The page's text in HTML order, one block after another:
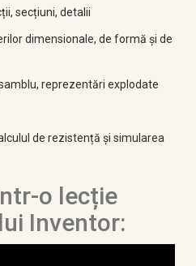
secțiuni, detalii
dimensionale, de formă și de
reprezentări explodate
de rezistență și simularea
o lecție
Inventor: